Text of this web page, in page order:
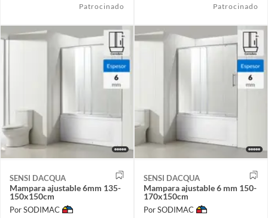
Patrocinado Patrocinado
SENSI DACQUA
Mampara ajustable 6mm 135-
150x150cm
Por SODIMAC
SENSI DACQUA
Mampara ajustable 6 mm 150-
170x150cm
Por SODIMAC